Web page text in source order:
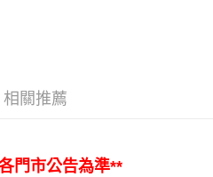
相關推薦
門市公告為準**